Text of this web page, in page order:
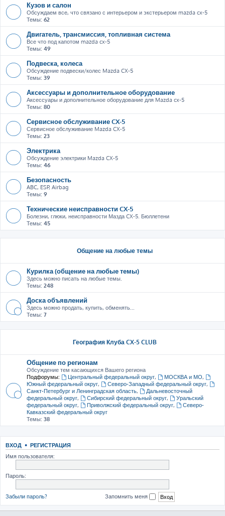
Кузов и салон
Обсуждаем все, что связано с интерьером и экстерьером mazda cx-5
Темы: 62
Двигатель, трансмиссия, топливная система
Все что под капотом mazda cx-5
Темы: 49
Подвеска, колеса
Обсуждение подвески/колес Mazda CX-5
Темы: 39
Аксессуары и дополнительное оборудование
Аксессуары и дополнительное оборудование для Mazda cx-5
Темы: 80
Сервисное обслуживание CX-5
Сервисное обслуживание Mazda CX-5
Темы: 23
Электрика
Обсуждение электрики Mazda CX-5
Темы: 46
Безопасность
ABC, ESP, Airbag
Темы: 9
Технические неисправности CX-5
Болезни, глюки, неисправности Мазда CX-5. Бюллетени
Темы: 45
Общение на любые темы
Курилка (общение на любые темы)
Здесь можно писать на любые темы.
Темы: 248
Доска объявлений
Здесь можно продать, купить, обменять...
Темы: 7
География Клуба CX-5 CLUB
Общение по регионам
Обсуждение тем касающихся Вашего региона
Подфорумы:
Центральный федеральный округ, МОСКВА и МО,
Южный федеральный округ, Северо-Западный федеральный округ,
Санкт-Петербург и Ленинградская область,
Дальневосточный
федеральный округ, Сибирский федеральный округ,
Уральский
федеральный округ, Приволжский федеральный округ,
Северо-
Кавказский федеральный округ
Темы: 38
ВХОД • РЕГИСТРАЦИЯ
Имя пользователя:
Пароль:
Забыли пароль? Запомнить меня